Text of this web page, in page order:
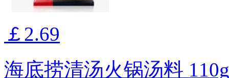
￡2.69
海底捞清汤火锅汤料 110g